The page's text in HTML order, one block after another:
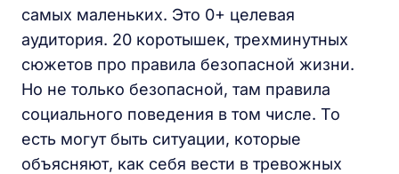
самых маленьких. Это 0+ целевая
аудитория. 20 коротышек, трехминутных
сюжетов про правила безопасной жизни.
Но не только безопасной, там правила
социального поведения в том числе. То
есть могут быть ситуации, которые
объясняют, как себя вести в тревожных